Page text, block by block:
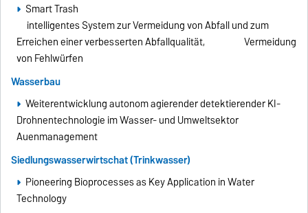
Smart Trash
intelligentes System zur Vermeidung von Abfall und zum
Erreichen einer verbesserten Abfallqualität, Vermeidung
von Fehlwürfen
Wasserbau
Weiterentwicklung autonom agierender detektierender KI-
Drohnentechnologie im Wasser- und Umweltsektor
Auenmanagement
Siedlungswasserwirtschat (Trinkwasser)
Pioneering Bioprocesses as Key Application in Water
Technology